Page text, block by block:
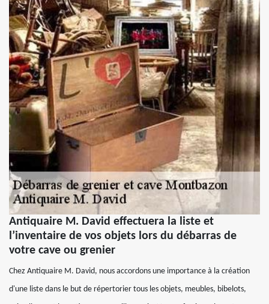
Antiquaire M. David effectuera la liste et
l’inventaire de vos objets lors du débarras de
votre cave ou grenier
Chez Antiquaire M. David, nous accordons une importance à la création
d'une liste dans le but de répertorier tous les objets, meubles, bibelots,